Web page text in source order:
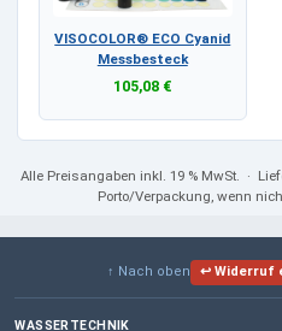
VISOCOLOR® ECO Cyanid
Messbesteck
105,08 €
Alle Preisangaben inkl. 19 % MwSt. ·
Porto/Verpackung, wenn
↑ Nach oben ↩ Widerruf
WASSERTECHNIK